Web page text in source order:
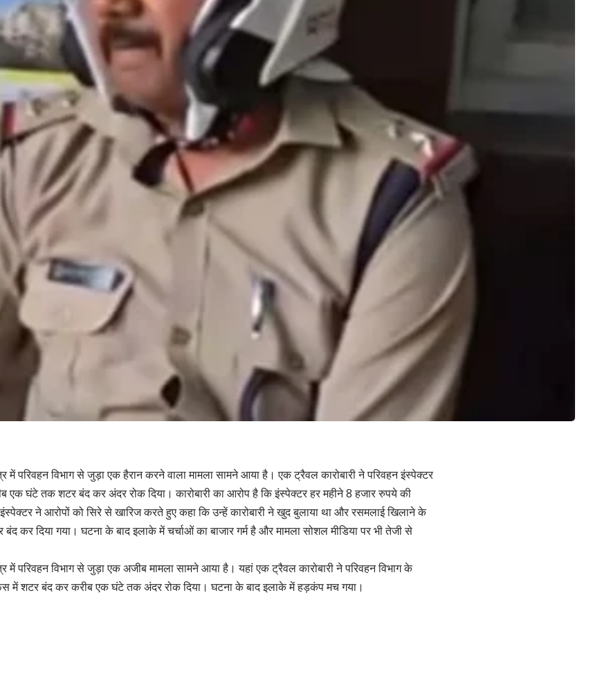
में परिवहन विभाग से जुड़ा एक हैरान करने वाला मामला सामने आया है। एक ट्रैवल कारोबारी ने परिवहन इंस्पेक्टर
घंटे तक शटर बंद कर अंदर रोक दिया। कारोबारी का आरोप है कि इंस्पेक्टर हर महीने 8 हजार रुपये की
ने आरोपों को सिरे से खारिज करते हुए कहा कि उन्हें कारोबारी ने खुद बुलाया था और रसमलाई खिलाने के
कर दिया गया। घटना के बाद इलाके में चर्चाओं का बाजार गर्म है और मामला सोशल मीडिया पर भी तेजी से
में परिवहन विभाग से जुड़ा एक अजीब मामला सामने आया है। यहां एक ट्रैवल कारोबारी ने परिवहन विभाग के
में शटर बंद कर करीब एक घंटे तक अंदर रोक दिया। घटना के बाद इलाके में हड़कंप मच गया।